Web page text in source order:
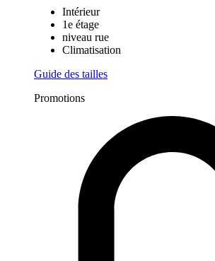
Intérieur
1e étage
niveau rue
Climatisation
Guide des tailles
Promotions